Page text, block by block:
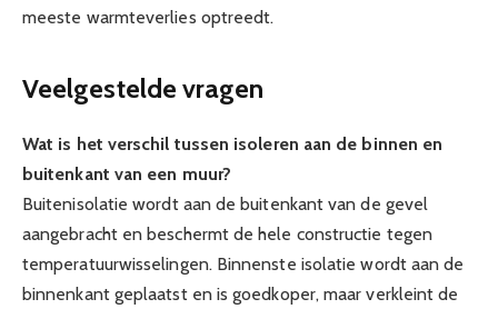
meeste warmteverlies optreedt.
Veelgestelde vragen
Wat is het verschil tussen isoleren aan de binnen en
buitenkant van een muur?
Buitenisolatie wordt aan de buitenkant van de gevel
aangebracht en beschermt de hele constructie tegen
temperatuurwisselingen. Binnenste isolatie wordt aan de
binnenkant geplaatst en is goedkoper, maar verkleint de